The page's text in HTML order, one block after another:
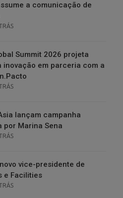
a comunicação de
Summit 2026 projeta
inovação em parceria com a
lançam campanha
por Marina Sena
vice-presidente de
e Facilities